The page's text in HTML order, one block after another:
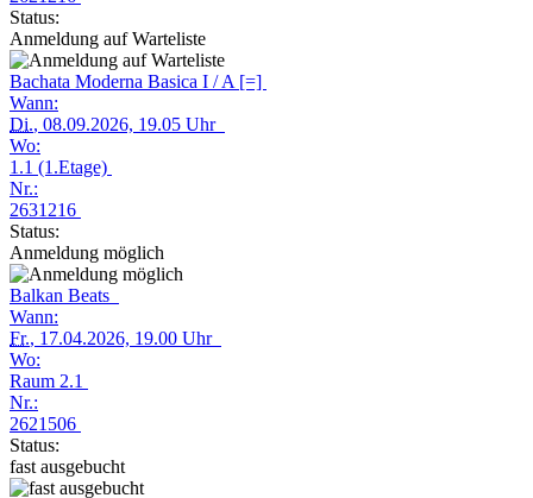
Status:
Anmeldung auf Warteliste
Bachata Moderna Basica I / A [=]
Wann:
Di., 08.09.2026, 19.05 Uhr
Wo:
1.1 (1.Etage)
Nr.:
2631216
Status:
Anmeldung möglich
Balkan Beats
Wann:
Fr., 17.04.2026, 19.00 Uhr
Wo:
Raum 2.1
Nr.:
2621506
Status:
fast ausgebucht